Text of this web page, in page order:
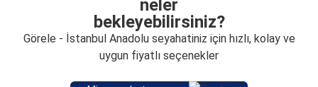
neler
bekleyebilirsiniz?
Görele - İstanbul Anadolu seyahatiniz için hızlı, kolay ve
uygun fiyatlı seçenekler